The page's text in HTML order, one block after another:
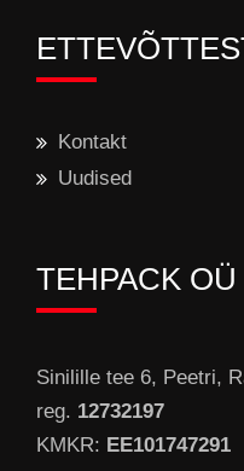
Kontakt
Uudised
TEHPACK OÜ
Sinilille tee 6, Peetri,
reg. 12732197
KMKR: EE101747291